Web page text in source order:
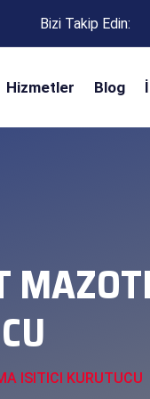
Bizi Takip Edin:
Hizmetler Blog
ISITICI KURUTUCU